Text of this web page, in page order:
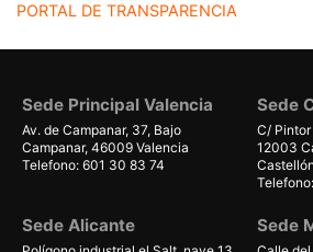
PORTAL DE TRANSPARENCIA
Sede Principal Valencia
Av. de Campanar, 37, Bajo
Campanar, 46009 Valencia
Telefono: 601 30 83 74
Sede
C/
12003
Castellón
Sede Alicante Sede